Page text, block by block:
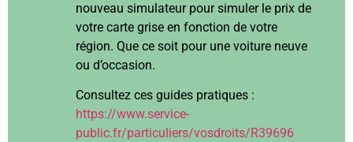
nouveau simulateur pour simuler le prix de
votre carte grise en fonction de votre
région. Que ce soit pour une voiture neuve
ou d’occasion.
Consultez ces guides pratiques :
https://www.service-
public.fr/particuliers/vosdroits/R39696